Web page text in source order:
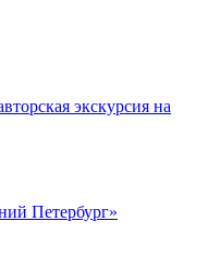
экскурсия на
Петербург»